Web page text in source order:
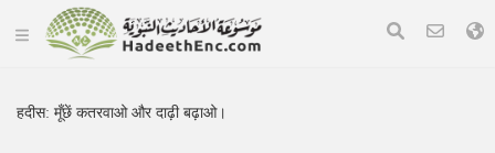
हदीस:मूँछें कतरवाओ और दाढ़ी बढ़ाओ।